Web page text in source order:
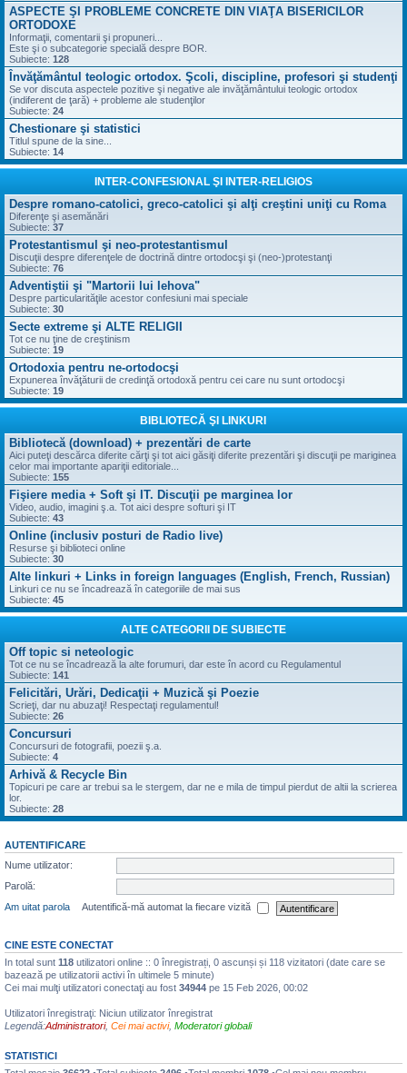
ASPECTE ŞI PROBLEME CONCRETE DIN VIAŢA BISERICILOR
ORTODOXE
Informaţii, comentarii şi propuneri...
Este şi o subcategorie specială despre BOR.
Subiecte: 128
Învăţământul teologic ortodox. Şcoli, discipline, profesori şi studenţi
Se vor discuta aspectele pozitive şi negative ale invăţământului teologic ortodox
(indiferent de ţară) + probleme ale studenţilor
Subiecte: 24
Chestionare şi statistici
Titlul spune de la sine...
Subiecte: 14
INTER-CONFESIONAL ŞI INTER-RELIGIOS
Despre romano-catolici, greco-catolici şi alţi creştini uniţi cu Roma
Diferenţe şi asemănări
Subiecte: 37
Protestantismul şi neo-protestantismul
Discuţii despre diferenţele de doctrină dintre ortodocşi şi (neo-)protestanţi
Subiecte: 76
Adventiştii şi "Martorii lui Iehova"
Despre particularităţile acestor confesiuni mai speciale
Subiecte: 30
Secte extreme şi ALTE RELIGII
Tot ce nu ţine de creştinism
Subiecte: 19
Ortodoxia pentru ne-ortodocşi
Expunerea învăţăturii de credinţă ortodoxă pentru cei care nu sunt ortodocşi
Subiecte: 19
BIBLIOTECĂ ŞI LINKURI
Bibliotecă (download) + prezentări de carte
Aici puteţi descărca diferite cărţi şi tot aici găsiţi diferite prezentări şi discuţii pe mariginea
celor mai importante apariţii editoriale...
Subiecte: 155
Fişiere media + Soft şi IT. Discuţii pe marginea lor
Video, audio, imagini ş.a. Tot aici despre softuri şi IT
Subiecte: 43
Online (inclusiv posturi de Radio live)
Resurse şi biblioteci online
Subiecte: 30
Alte linkuri + Links in foreign languages (English, French, Russian)
Linkuri ce nu se încadrează în categoriile de mai sus
Subiecte: 45
ALTE CATEGORII DE SUBIECTE
Off topic si neteologic
Tot ce nu se încadrează la alte forumuri, dar este în acord cu Regulamentul
Subiecte: 141
Felicitări, Urări, Dedicaţii + Muzică şi Poezie
Scrieţi, dar nu abuzaţi! Respectaţi regulamentul!
Subiecte: 26
Concursuri
Concursuri de fotografii, poezii ş.a.
Subiecte: 4
Arhivă & Recycle Bin
Topicuri pe care ar trebui sa le stergem, dar ne e mila de timpul pierdut de altii la scrierea
lor.
Subiecte: 28
AUTENTIFICARE
Nume utilizator:
Parolă:
Am uitat parola
Autentifică-mă automat la fiecare vizită
CINE ESTE CONECTAT
In total sunt 118 utilizatori online :: 0 înregistrați, 0 ascunși și 118 vizitatori (date care se
bazează pe utilizatorii activi în ultimele 5 minute)
Cei mai mulţi utilizatori conectaţi au fost 34944 pe 15 Feb 2026, 00:02
Utilizatori înregistraţi: Niciun utilizator înregistrat
Legendă:Administratori, Cei mai activi, Moderatori globali
STATISTICI